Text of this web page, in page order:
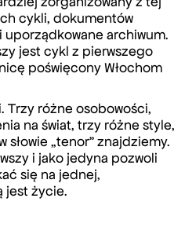
cykli, dokumentów
archiwum.
jest cykl z pierwszego
poświęcony Włochom
Trzy różne osobowości,
na świat, trzy różne style,
słowie „tenor” znajdziemy.
i jako jedyna pozwoli
się na jednej,
jest życie.